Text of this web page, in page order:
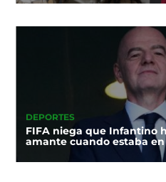
DEPORTES
FIFA niega que Infantino
amante cuando estaba en